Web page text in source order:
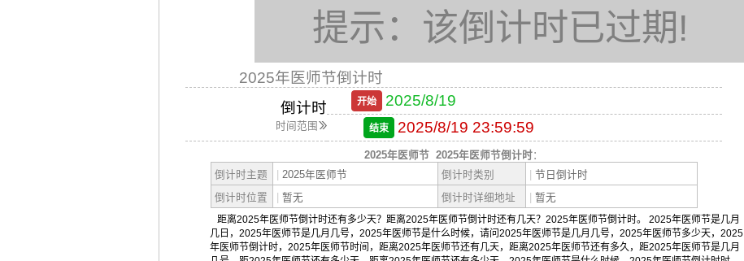
提示：该倒计时已过期!
2025年医师节倒计时
倒计时
时间范围
开始 2025/8/19
结束 2025/8/19 23:59:59
2025年医师节 2025年医师节倒计时：
倒计时主题
2025年医师节 倒计时类别
节日倒计时
倒计时位置
暂无 倒计时详细地址
暂无
距离2025年医师节倒计时还有多少天？距离2025年医师节倒计时还有几天？2025年医师节倒计时。 2025年医师节是几月
几日，2025年医师节是几月几号，2025年医师节是什么时候，请问2025年医师节是几月几号，2025年医师节多少天，2025
年医师节倒计时，2025年医师节时间，距离2025年医师节还有几天，距离2025年医师节还有多久，距2025年医师节是几月